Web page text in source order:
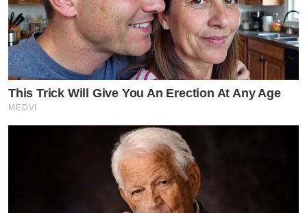
This Trick Will Give You An Erection At Any Age
MEDVI